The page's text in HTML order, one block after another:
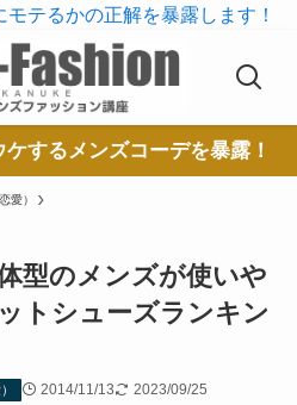
テるかの正解を暴露します！
するメンズコーデを暴露！
愛）
型のメンズが使いや
トシューズランキン
2014/11/13 2023/09/25